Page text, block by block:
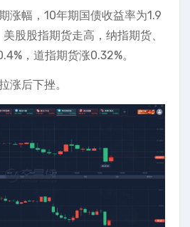
涨幅，10年期国债收益率为1.9
股股指期货走高，纳指期货、
，道指期货涨0.32%。
涨后下挫。